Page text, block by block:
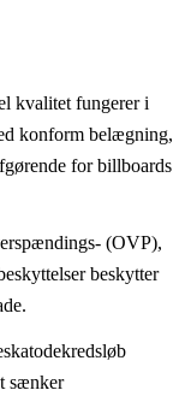
kvalitet fungerer i
konform belægning,
for billboards
(OVP),
beskytter
sænker